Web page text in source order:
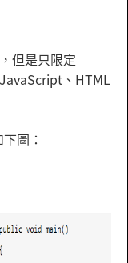
但是只限定
、HTML
圖：